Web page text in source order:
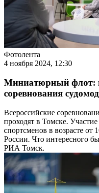
Фотолента
4 ноября 2024, 12:30
Миниатюрный флот:
соревнования
Всероссийские
проходят в Томске.
спортсменов в возрасте от
России. Что интересного
РИА Томск.